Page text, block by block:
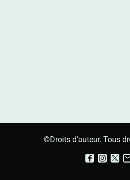
©Droits d'auteur. Tous